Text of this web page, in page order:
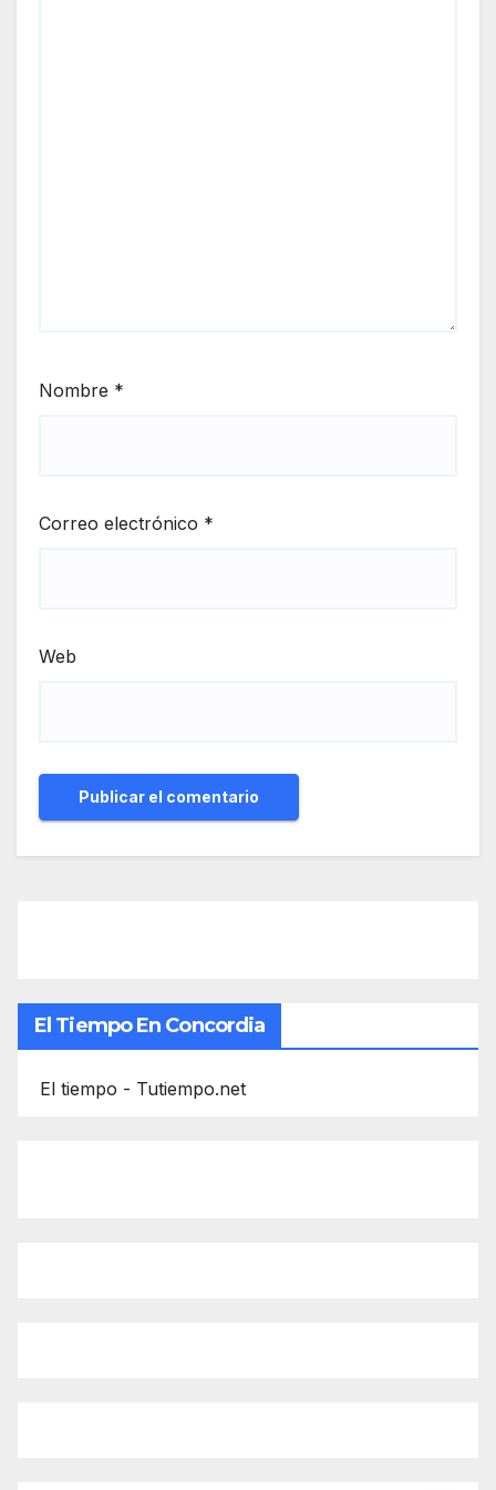
Nombre *
Correo electrónico *
Web
El Tiempo En Concordia
El tiempo - Tutiempo.net